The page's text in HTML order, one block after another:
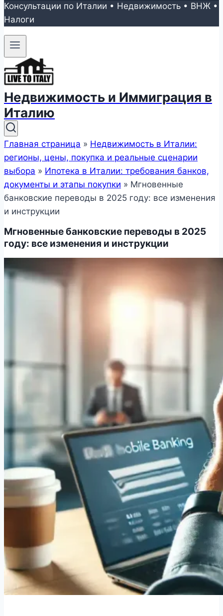
Консультации по Италии • Недвижимость • ВНЖ •
Налоги
Недвижимость и Иммиграция в
Италию
Главная страница » Недвижимость в Италии:
регионы, цены, покупка и реальные сценарии
выбора » Ипотека в Италии: требования банков,
документы и этапы покупки » Мгновенные
банковские переводы в 2025 году: все изменения
и инструкции
Мгновенные банковские переводы в 2025
году: все изменения и инструкции